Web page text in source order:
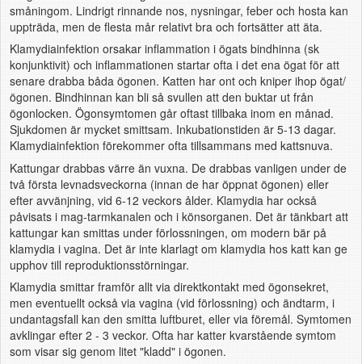
småningom. Lindrigt rinnande nos, nysningar, feber och hosta kan
uppträda, men de flesta mår relativt bra och fortsätter att äta.
Klamydiainfektion orsakar inflammation i ögats bindhinna (sk
konjunktivit) och inflammationen startar ofta i det ena ögat för att
senare drabba båda ögonen. Katten har ont och kniper ihop ögat/
ögonen. Bindhinnan kan bli så svullen att den buktar ut från
ögonlocken. Ögonsymtomen går oftast tillbaka inom en månad.
Sjukdomen är mycket smittsam. Inkubationstiden är 5-13 dagar.
Klamydiainfektion förekommer ofta tillsammans med kattsnuva.
Kattungar drabbas värre än vuxna. De drabbas vanligen under de
två första levnadsveckorna (innan de har öppnat ögonen) eller
efter avvänjning, vid 6-12 veckors ålder. Klamydia har också
påvisats i mag-tarmkanalen och i könsorganen. Det är tänkbart att
kattungar kan smittas under förlossningen, om modern bär på
klamydia i vagina. Det är inte klarlagt om klamydia hos katt kan ge
upphov till reproduktionsstörningar.
Klamydia smittar framför allt via direktkontakt med ögonsekret,
men eventuellt också via vagina (vid förlossning) och ändtarm, i
undantagsfall kan den smitta luftburet, eller via föremål. Symtomen
avklingar efter 2 - 3 veckor. Ofta har katter kvarstående symtom
som visar sig genom litet "kladd" i ögonen.